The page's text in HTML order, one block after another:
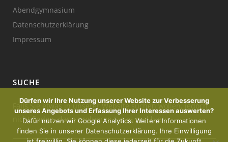
Abendgymnasium
Datenschutzerklärung
Impressum
SUCHE
Falls Sie etwas in unserer Website suchen wollen, jedoch
nicht finden, dann probieren Sie es mal hier:
Dürfen wir Ihre Nutzung unserer Website zur Verbesserung
unseres Angebots und Erfassung Ihrer Interessen auswerten?
Dafür nutzen wir Google Analytics. Weitere Informationen
finden Sie in unserer Datenschutzerklärung. Ihre Einwilligung